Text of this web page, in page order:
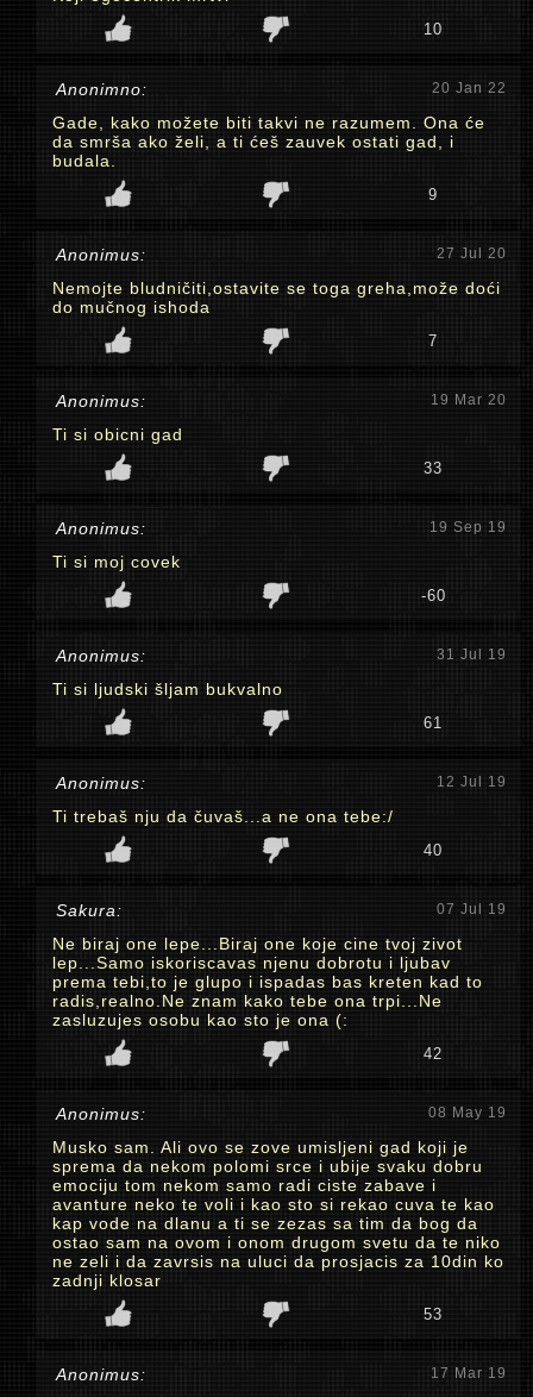
10
Anonimno: 20 Jan 22
Gade, kako možete biti takvi ne razumem. Ona će
da smrša ako želi, a ti ćeš zauvek ostati gad, i
budala.
9
Anonimus: 27 Jul 20
Nemojte bludničiti,ostavite se toga greha,može doći
do mučnog ishoda
7
Anonimus: 19 Mar 20
Ti si obicni gad
33
Anonimus: 19 Sep 19
Ti si moj covek
-60
Anonimus: 31 Jul 19
Ti si ljudski šljam bukvalno
61
Anonimus: 12 Jul 19
Ti trebaš nju da čuvaš...a ne ona tebe:/
40
Sakura: 07 Jul 19
Ne biraj one lepe...Biraj one koje cine tvoj zivot
lep...Samo iskoriscavas njenu dobrotu i ljubav
prema tebi,to je glupo i ispadas bas kreten kad to
radis,realno.Ne znam kako tebe ona trpi...Ne
zasluzujes osobu kao sto je ona (:
42
Anonimus: 08 May 19
Musko sam. Ali ovo se zove umisljeni gad koji je
sprema da nekom polomi srce i ubije svaku dobru
emociju tom nekom samo radi ciste zabave i
avanture neko te voli i kao sto si rekao cuva te kao
kap vode na dlanu a ti se zezas sa tim da bog da
ostao sam na ovom i onom drugom svetu da te niko
ne zeli i da zavrsis na uluci da prosjacis za 10din ko
zadnji klosar
53
Anonimus: 17 Mar 19